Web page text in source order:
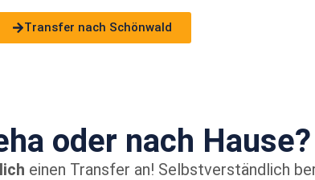
Transfer nach Schönwald
oder nach Hause?
einen Transfer an! Selbstverständlich